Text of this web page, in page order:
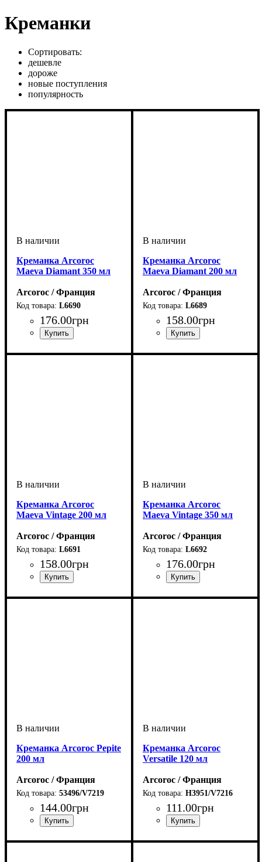
Креманки
Сортировать:
дешевле
дороже
новые поступления
популярность
Креманка Arcoroc
Maeva Diamant 350 мл
Arcoroc / Франция
L6690
176.00грн
Креманка Arcoroc
Maeva Diamant 200 мл
Arcoroc / Франция
L6689
158.00грн
Креманка Arcoroc
Maeva Vintage 200 мл
Arcoroc / Франция
L6691
158.00грн
Креманка Arcoroc
Maeva Vintage 350 мл
Arcoroc / Франция
L6692
176.00грн
Креманка Arcoroc Pepite
200 мл
Arcoroc / Франция
53496/V7219
144.00грн
Креманка Arcoroc
Versatile 120 мл
Arcoroc / Франция
H3951/V7216
111.00грн